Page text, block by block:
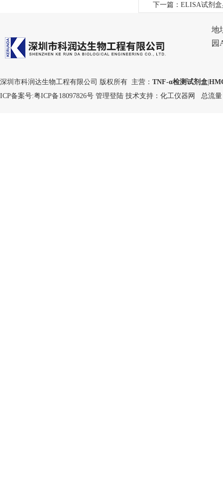
下一篇： ELISA试剂
地
园
深圳市科润达生物工程有限公司 版权所有 主营： TNF-α检测试剂盒
ICP备案号:粤ICP备18097826号 管理登陆 技术支持： 化工仪器网 总流量